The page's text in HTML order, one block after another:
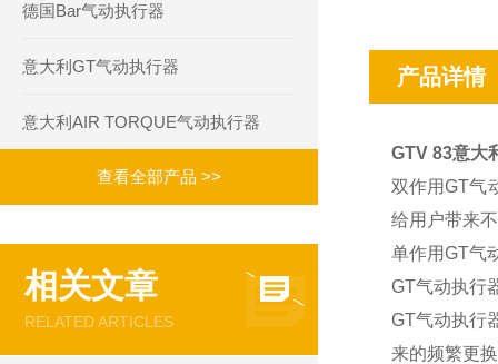
德国Bar气动执行器
意大利GT气动执行器
意大利AIR TORQUE气动执行器
查看全部产品 >>
相关文章
RELATED ARTICLES
产品详情
GTV 83意大
双作用GT气
给用户带来
单作用GT气
GT气动执行
GT气动执行
来的频繁更